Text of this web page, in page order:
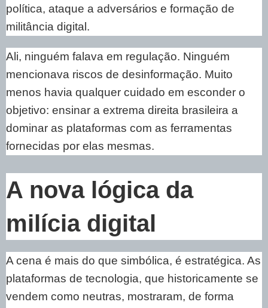
política, ataque a adversários e formação de
militância digital.
Ali, ninguém falava em regulação. Ninguém
mencionava riscos de desinformação. Muito
menos havia qualquer cuidado em esconder o
objetivo: ensinar a extrema direita brasileira a
dominar as plataformas com as ferramentas
fornecidas por elas mesmas.
A nova lógica da
milícia digital
A cena é mais do que simbólica, é estratégica. As
plataformas de tecnologia, que historicamente se
vendem como neutras, mostraram, de forma